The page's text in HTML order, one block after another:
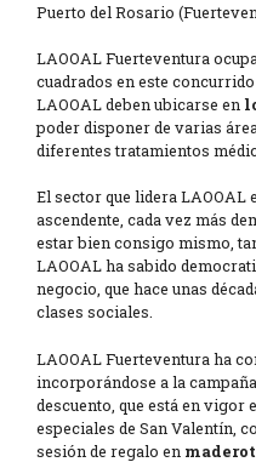
Puerto del Rosario
LAOOAL Fuerteventura
cuadrados en este
LAOOAL deben ubicarse en
poder disponer de varias
diferentes tratamientos
El sector que lidera LAOOAL
ascendente, cada vez más
estar bien consigo mismo,
LAOOAL ha sabido
negocio, que hace unas
clases sociales.
LAOOAL Fuerteventura ha
incorporándose a la
descuento, que está en vigor
especiales de San Valentín,
sesión de regalo en